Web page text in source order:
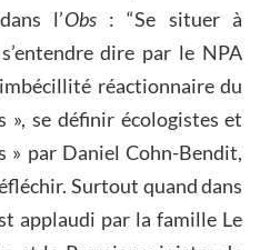
l’Obs: “Se situer à
dire par le NPA
réactionnaire du
», se définir écologistes et
» par Daniel Cohn-Bendit,
Surtout quand dans
applaudi par la famille Le